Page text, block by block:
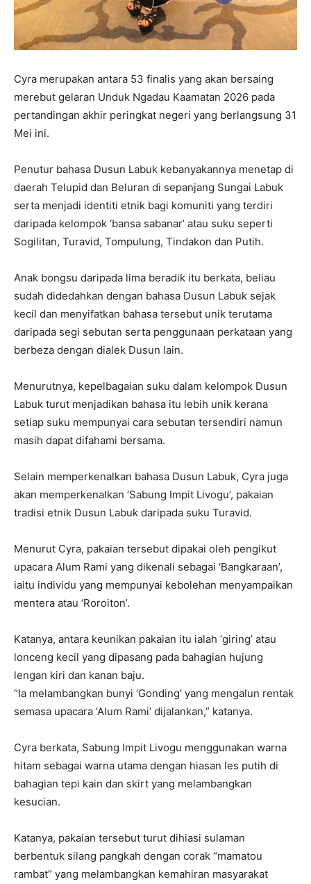
Cyra merupakan antara 53 finalis yang akan bersaing
merebut gelaran Unduk Ngadau Kaamatan 2026 pada
pertandingan akhir peringkat negeri yang berlangsung 31
Mei ini.
Penutur bahasa Dusun Labuk kebanyakannya menetap di
daerah Telupid dan Beluran di sepanjang Sungai Labuk
serta menjadi identiti etnik bagi komuniti yang terdiri
daripada kelompok ‘bansa sabanar’ atau suku seperti
Sogilitan, Turavid, Tompulung, Tindakon dan Putih.
Anak bongsu daripada lima beradik itu berkata, beliau
sudah didedahkan dengan bahasa Dusun Labuk sejak
kecil dan menyifatkan bahasa tersebut unik terutama
daripada segi sebutan serta penggunaan perkataan yang
berbeza dengan dialek Dusun lain.
Menurutnya, kepelbagaian suku dalam kelompok Dusun
Labuk turut menjadikan bahasa itu lebih unik kerana
setiap suku mempunyai cara sebutan tersendiri namun
masih dapat difahami bersama.
Selain memperkenalkan bahasa Dusun Labuk, Cyra juga
akan memperkenalkan ‘Sabung Impit Livogu’, pakaian
tradisi etnik Dusun Labuk daripada suku Turavid.
Menurut Cyra, pakaian tersebut dipakai oleh pengikut
upacara Alum Rami yang dikenali sebagai ‘Bangkaraan’,
iaitu individu yang mempunyai kebolehan menyampaikan
mentera atau ‘Roroiton’.
Katanya, antara keunikan pakaian itu ialah ‘giring’ atau
lonceng kecil yang dipasang pada bahagian hujung
lengan kiri dan kanan baju.
“Ia melambangkan bunyi ‘Gonding’ yang mengalun rentak
semasa upacara ‘Alum Rami’ dijalankan,” katanya.
Cyra berkata, Sabung Impit Livogu menggunakan warna
hitam sebagai warna utama dengan hiasan les putih di
bahagian tepi kain dan skirt yang melambangkan
kesucian.
Katanya, pakaian tersebut turut dihiasi sulaman
berbentuk silang pangkah dengan corak “mamatou
rambat” yang melambangkan kemahiran masyarakat